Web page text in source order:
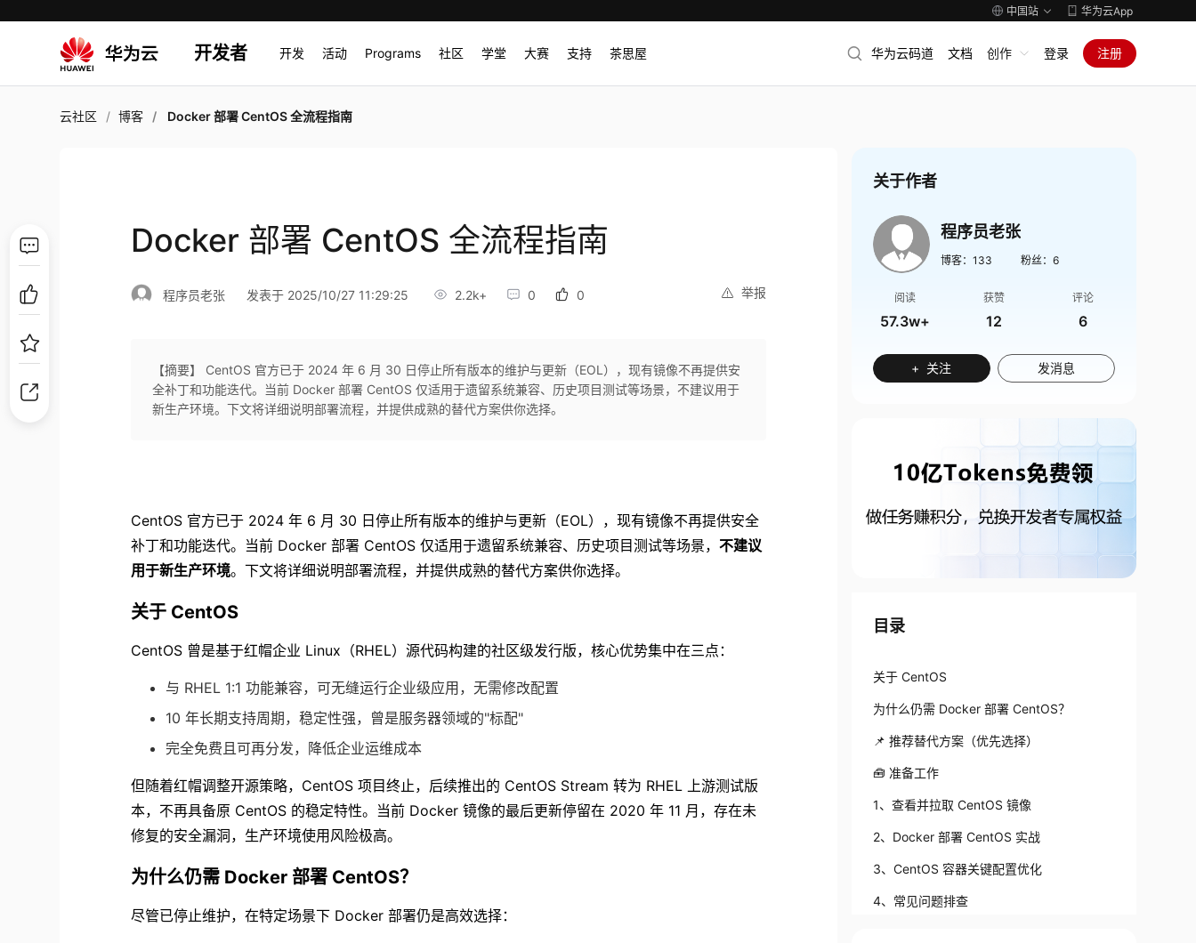
中国站 华为云App
开发者 开发 活动 Programs 社区 学堂 大赛 支持 茶思屋 华为云码道 文档 创作 登录 注册
云社区 博客 Docker 部署 CentOS 全流程指南
Docker 部署 CentOS 全流程指南
举报
程序员老张 发表于 2025/10/27 11:29:25 2.2k+ 0 0
【摘要】 CentOS 官方已于 2024 年 6 月 30 日停止所有版本的维护与更新（EOL），现有镜像不再提供安
全补丁和功能迭代。当前 Docker 部署 CentOS 仅适用于遗留系统兼容、历史项目测试等场景，不建议用于
新生产环境。下文将详细说明部署流程，并提供成熟的替代方案供你选择。
CentOS 官方已于 2024 年 6 月 30 日停止所有版本的维护与更新（EOL），现有镜像不再提供安全
补丁和功能迭代。当前 Docker 部署 CentOS 仅适用于遗留系统兼容、历史项目测试等场景，不建议
用于新生产环境。下文将详细说明部署流程，并提供成熟的替代方案供你选择。
关于 CentOS
CentOS 曾是基于红帽企业 Linux（RHEL）源代码构建的社区级发行版，核心优势集中在三点：
与 RHEL 1:1 功能兼容，可无缝运行企业级应用，无需修改配置
10 年长期支持周期，稳定性强，曾是服务器领域的"标配"
完全免费且可再分发，降低企业运维成本
但随着红帽调整开源策略，CentOS 项目终止，后续推出的 CentOS Stream 转为 RHEL 上游测试版
本，不再具备原 CentOS 的稳定特性。当前 Docker 镜像的最后更新停留在 2020 年 11 月，存在未
修复的安全漏洞，生产环境使用风险极高。
为什么仍需 Docker 部署 CentOS？
尽管已停止维护，在特定场景下 Docker 部署仍是高效选择：
关于作者
程序员老张
博客： 133 粉丝： 6
阅读
57.3w+
获赞
12
评论
6
+ 关注 发消息
目录
关于 CentOS
为什么仍需 Docker 部署 CentOS？
📌 推荐替代方案（优先选择）
🧰 准备工作
1、查看并拉取 CentOS 镜像
2、Docker 部署 CentOS 实战
3、CentOS 容器关键配置优化
4、常见问题排查